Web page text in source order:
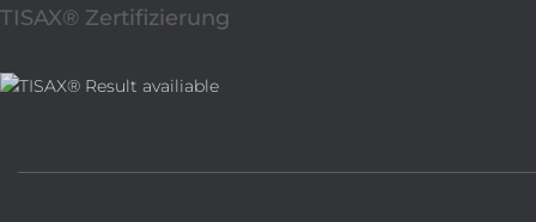
TISAX® Zertifizierung